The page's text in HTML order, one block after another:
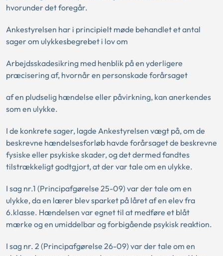
hvorunder det foregår.
Ankestyrelsen har i principielt møde behandlet et antal
sager om ulykkesbegrebet i lov om
Arbejdsskadesikring med henblik på en yderligere
præcisering af, hvornår en personskade forårsaget
af en pludselig hændelse eller påvirkning, kan anerkendes
som en ulykke.
I de konkrete sager, lagde Ankestyrelsen vægt på, om de
beskrevne hændelsesforløb havde forårsaget de beskrevne
fysiske eller psykiske skader, og det dermed fandtes
tilstrækkeligt godtgjort, at der var tale om en ulykke.
I sag nr.1 (Principafgørelse 25-09) var der tale om en
ulykke, da en lærer blev sparket på låret af en elev fra
6.klasse. Hændelsen var egnet til at medføre et blåt
mærke og en umiddelbar og forbigående psykisk reaktion.
I sag nr. 2 (Principafgørelse 26-09) var der tale om en